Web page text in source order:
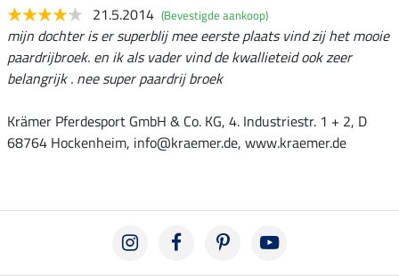
21.5.2014 (Bevestigde aankoop)
mijn dochter is er superblij mee eerste plaats vind zij het mooie
paardrijbroek. en ik als vader vind de kwallieteid ook zeer
belangrijk . nee super paardrij broek
Krämer Pferdesport GmbH & Co. KG, 4. Industriestr. 1 + 2, D
68764 Hockenheim, info@kraemer.de, www.kraemer.de